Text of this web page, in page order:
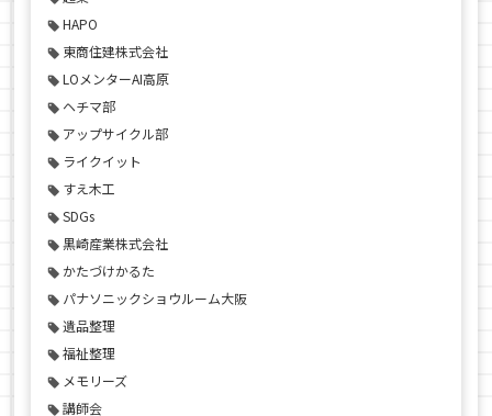
HAPO
東商住建株式会社
LOメンターAI高原
ヘチマ部
アップサイクル部
ライクイット
すえ木工
SDGs
黒崎産業株式会社
かたづけかるた
パナソニックショウルーム大阪
遺品整理
福祉整理
メモリーズ
講師会